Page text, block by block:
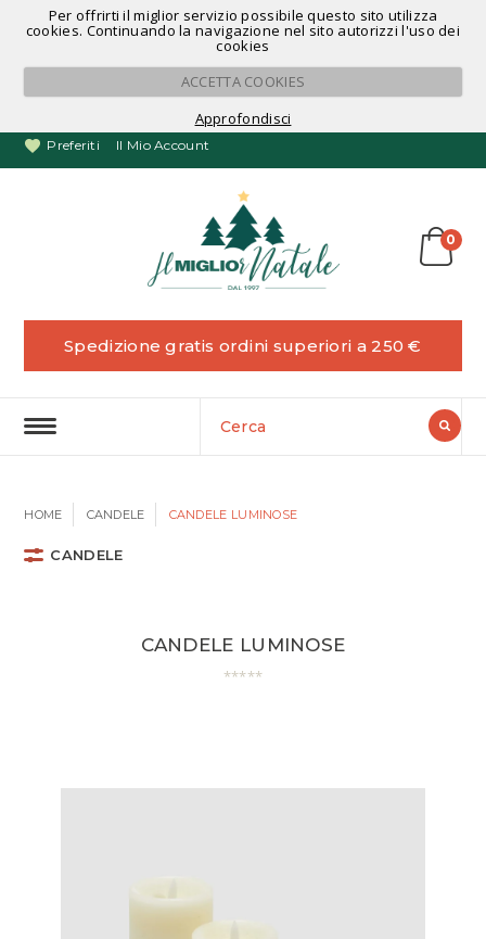
Per offrirti il miglior servizio possibile questo sito utilizza
cookies. Continuando la navigazione nel sito autorizzi l'uso dei
cookies
ACCETTA COOKIES
Approfondisci
Noleggio Alberi di Natale
Preferiti Il Mio Account
0
Spedizione gratis ordini superiori a 250 €
HOME CANDELE CANDELE LUMINOSE
CANDELE
CANDELE LUMINOSE